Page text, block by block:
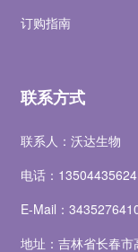
订购指南
联系方式
联系人：沃达生物
电话：13504435624
E-Mail：
地址：吉林省长春